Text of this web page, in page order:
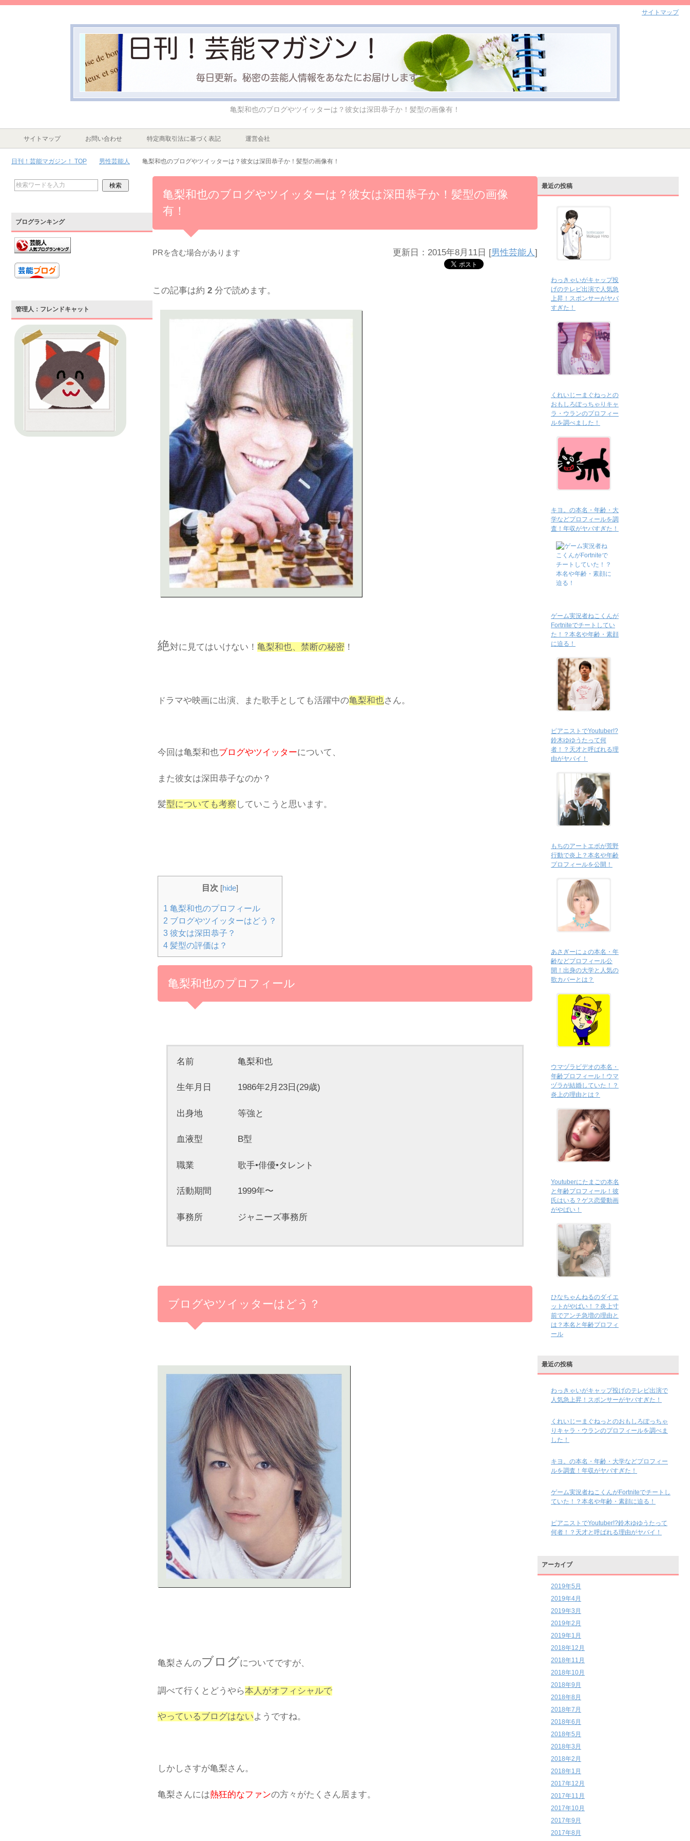
亀梨和也のブログやツイッターは？彼女は深田恭子か！髪型の画像有！
サイトマップ お問い合わせ 特定商取引法に基づく表記 運営会社
日刊！芸能マガジン！ TOP 男性芸能人 亀梨和也のブログやツイッターは？彼女は深田恭子か！髪型の画像有！
亀梨和也のブログやツイッターは？彼女は深田恭子か！髪型の画像
有！
PRを含む場合があります 更新日：2015年8月11日 [男性芸能人]
この記事は約 2 分で読めます。
絶対に見てはいけない！ 亀梨和也、禁断の秘密 ！
ド ラマや映画に出演、また歌手としても活躍中の亀梨和也さん。
今回は亀梨和也ブログやツイッターについて、
また彼女は深田恭子なのか？
髪型についても考察 していこうと思います。
目次 [hide]
1 亀梨和也のプロフィール
2 ブログやツイッターはどう？
3 彼女は深田恭子？
4 髪型の評価は？
亀梨和也のプロフィール
名前 亀梨和也
生年月日 1986年2月23日(29歳)
出身地 等強と
血液型 B型
職業 歌手•俳優•タレント
活動期間 1999年〜
事務所 ジャニーズ事務所
ブログやツイッターはどう？
亀梨さんのブログについてですが、
調べて行くとどうやら本人がオフィシャルで
やっているブログはないようですね。
しかしさすが亀梨さん。
亀梨さんには熱狂的なファンの方々がたくさん居ます。
ブログランキング
管理人：フレンドキャット
最近の投稿
わっきゃいがキャップ投
げのテレビ出演で人気急
上昇！スポンサーがヤバ
すぎた！
くれいじーまぐねっとの
おもしろぽっちゃりキャ
ラ・ウランのプロフィー
ルを調べました！
キヨ。の本名・年齢・大
学などプロフィールを調
査！年収がヤバすぎた！
ゲーム実況者ねこくんが
Fortniteでチートしてい
た！？本名や年齢・素顔
に迫る！
ピアニストでYoutuber!?
鈴木ゆゆうたって何
者！？天才と呼ばれる理
由がヤバイ！
もちのアートエボが荒野
行動で炎上？本名や年齢
プロフィールを公開！
あさぎーにょの本名・年
齢などプロフィール公
開！出身の大学と人気の
歌カバーとは？
ウマヅラビデオの本名・
年齢プロフィール！ウマ
ヅラが結婚していた！？
炎上の理由とは？
Youtuberにたまごの本名
と年齢プロフィール！彼
氏はいる？ゲス恋愛動画
がやばい！
ひなちゃんねるのダイエ
ットがやばい！？炎上寸
前でアンチ急増の理由と
は？本名と年齢プロフィ
ール
最近の投稿
わっきゃいがキャップ投げのテレビ出演で
人気急上昇！スポンサーがヤバすぎた！
くれいじーまぐねっとのおもしろぽっちゃ
りキャラ・ウランのプロフィールを調べま
した！
キヨ。の本名・年齢・大学などプロフィー
ルを調査！年収がヤバすぎた！
ゲーム実況者ねこくんがFortniteでチートし
ていた！？本名や年齢・素顔に迫る！
ピアニストでYoutuber!?鈴木ゆゆうたって
何者！？天才と呼ばれる理由がヤバイ！
アーカイブ
2019年5月
2019年4月
2019年3月
2019年2月
2019年1月
2018年12月
2018年11月
2018年10月
2018年9月
2018年8月
2018年7月
2018年6月
2018年5月
2018年3月
2018年2月
2018年1月
2017年12月
2017年11月
2017年10月
2017年9月
2017年8月
サイトマップ